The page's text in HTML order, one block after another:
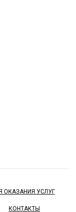
ОКАЗАНИЯ УСЛУГ
КОНТАКТЫ